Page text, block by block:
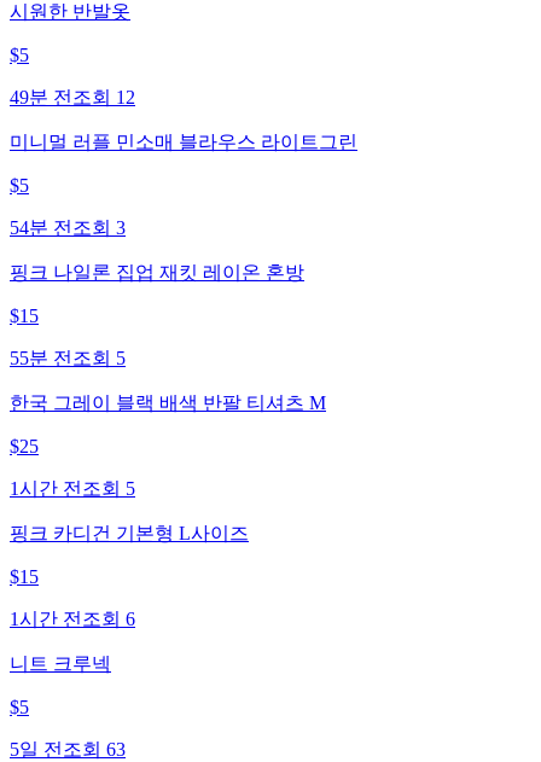
시원한 반발옷
$5
49분 전 조회 12
미니멀 러플 민소매 블라우스 라이트그린
$5
54분 전 조회 3
핑크 나일론 집업 재킷 레이온 혼방
$15
55분 전 조회 5
한국 그레이 블랙 배색 반팔 티셔츠 M
$25
1시간 전 조회 5
핑크 카디건 기본형 L사이즈
$15
1시간 전 조회 6
니트 크루넥
$5
5일 전 조회 63